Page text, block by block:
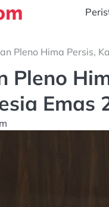
Pleno Hima Persis,
Pleno
Emas